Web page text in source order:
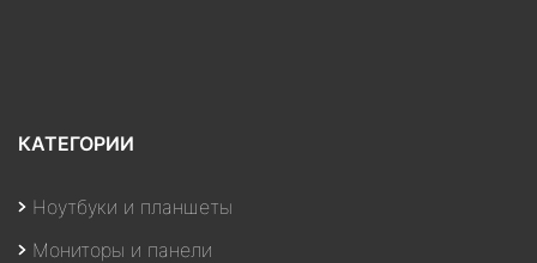
КАТЕГОРИИ
Ноутбуки и планшеты
Мониторы и панели